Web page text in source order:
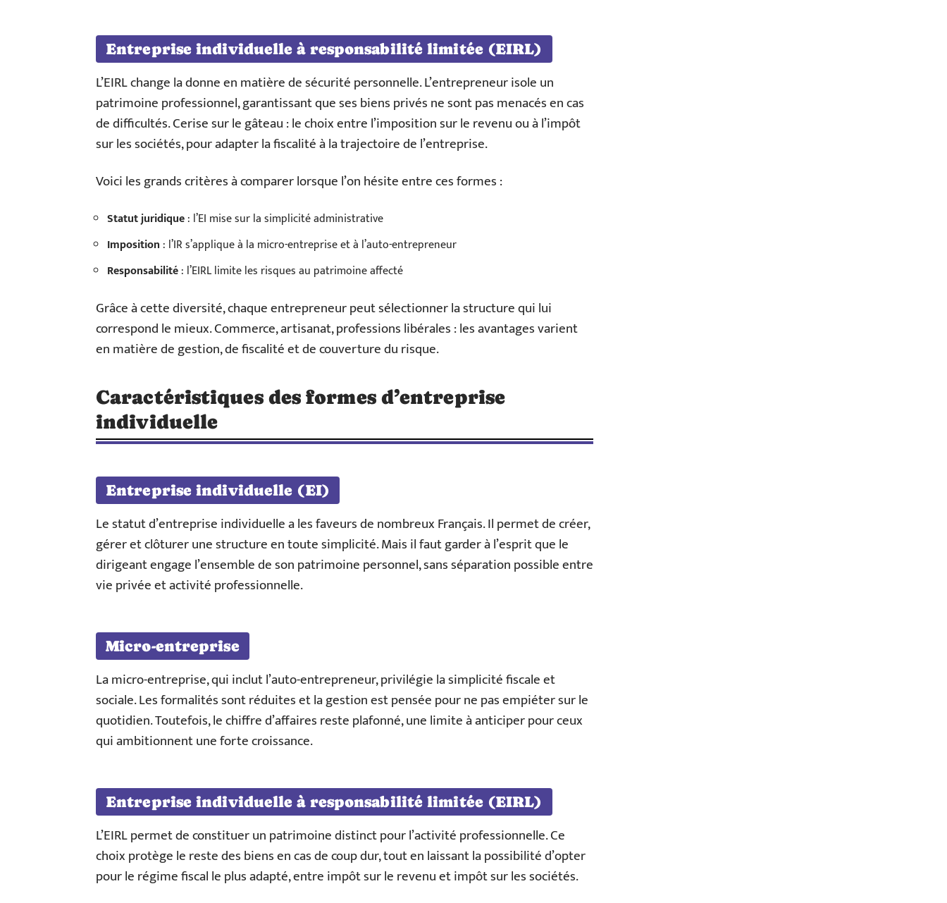
Entreprise individuelle à responsabilité limitée (EIRL)
L’EIRL change la donne en matière de sécurité personnelle. L’entrepreneur isole un
patrimoine professionnel, garantissant que ses biens privés ne sont pas menacés en cas
de difficultés. Cerise sur le gâteau : le choix entre l’imposition sur le revenu ou à l’impôt
sur les sociétés, pour adapter la fiscalité à la trajectoire de l’entreprise.
Voici les grands critères à comparer lorsque l’on hésite entre ces formes :
Statut juridique: l’EI mise sur la simplicité administrative
Imposition : l’IR s’applique à la micro-entreprise et à l’auto-entrepreneur
Responsabilité: l’EIRL limite les risques au patrimoine affecté
Grâce à cette diversité, chaque entrepreneur peut sélectionner la structure qui lui
correspond le mieux. Commerce, artisanat, professions libérales : les avantages varient
en matière de gestion, de fiscalité et de couverture du risque.
Caractéristiques des formes d’entreprise
individuelle
Entreprise individuelle (EI)
Le statut d’entreprise individuelle a les faveurs de nombreux Français. Il permet de créer,
gérer et clôturer une structure en toute simplicité. Mais il faut garder à l’esprit que le
dirigeant engage l’ensemble de son patrimoine personnel, sans séparation possible entre
vie privée et activité professionnelle.
Micro-entreprise
La micro-entreprise, qui inclut l’auto-entrepreneur, privilégie la simplicité fiscale et
sociale. Les formalités sont réduites et la gestion est pensée pour ne pas empiéter sur le
quotidien. Toutefois, le chiffre d’affaires reste plafonné, une limite à anticiper pour ceux
qui ambitionnent une forte croissance.
Entreprise individuelle à responsabilité limitée (EIRL)
L’EIRL permet de constituer un patrimoine distinct pour l’activité professionnelle. Ce
choix protège le reste des biens en cas de coup dur, tout en laissant la possibilité d’opter
pour le régime fiscal le plus adapté, entre impôt sur le revenu et impôt sur les sociétés.